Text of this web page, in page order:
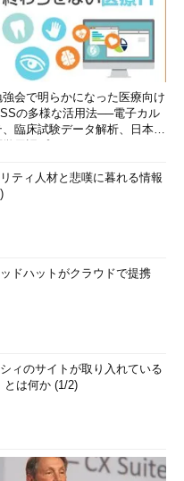
強会で明らかになった医療向け
の多様な活用法──電子カル
、臨床試験データ解析、日本語
ティ人材と悲嘆に暮れる情報
ドハットがクラウドで提携
ィのサイトが取り入れている
とは何か (1/2)